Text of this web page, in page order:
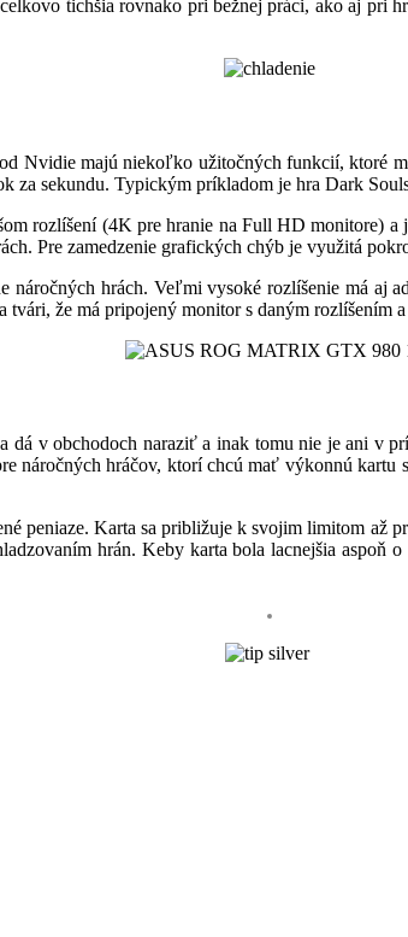
tichšia rovnako pri bežnej práci, ako aj pri
Nvidie majú niekoľko užitočných funkcií, ktoré
za sekundu. Typickým príkladom je hra Dark
rozlíšení (4K pre hranie na Full HD monitore)
Pre zamedzenie grafických chýb je využitá
náročných hrách. Veľmi vysoké rozlíšenie má aj
že má pripojený monitor s daným rozlíšením
v obchodoch naraziť a inak tomu nie je ani v
hráčov, ktorí chcú mať výkonnú kartu
peniaze. Karta sa približuje k svojim limitom až
hrán. Keby karta bola lacnejšia